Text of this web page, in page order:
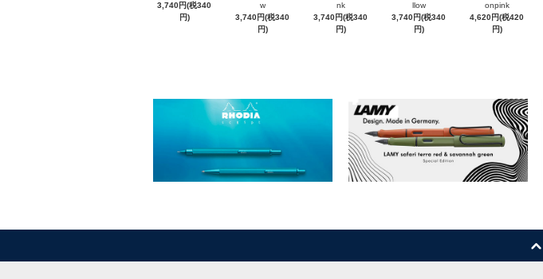
3,740円(税340
円)
w
3,740円(税340
円)
nk
3,740円(税340
円)
llow
3,740円(税340
円)
onpink
4,620円(税420
円)